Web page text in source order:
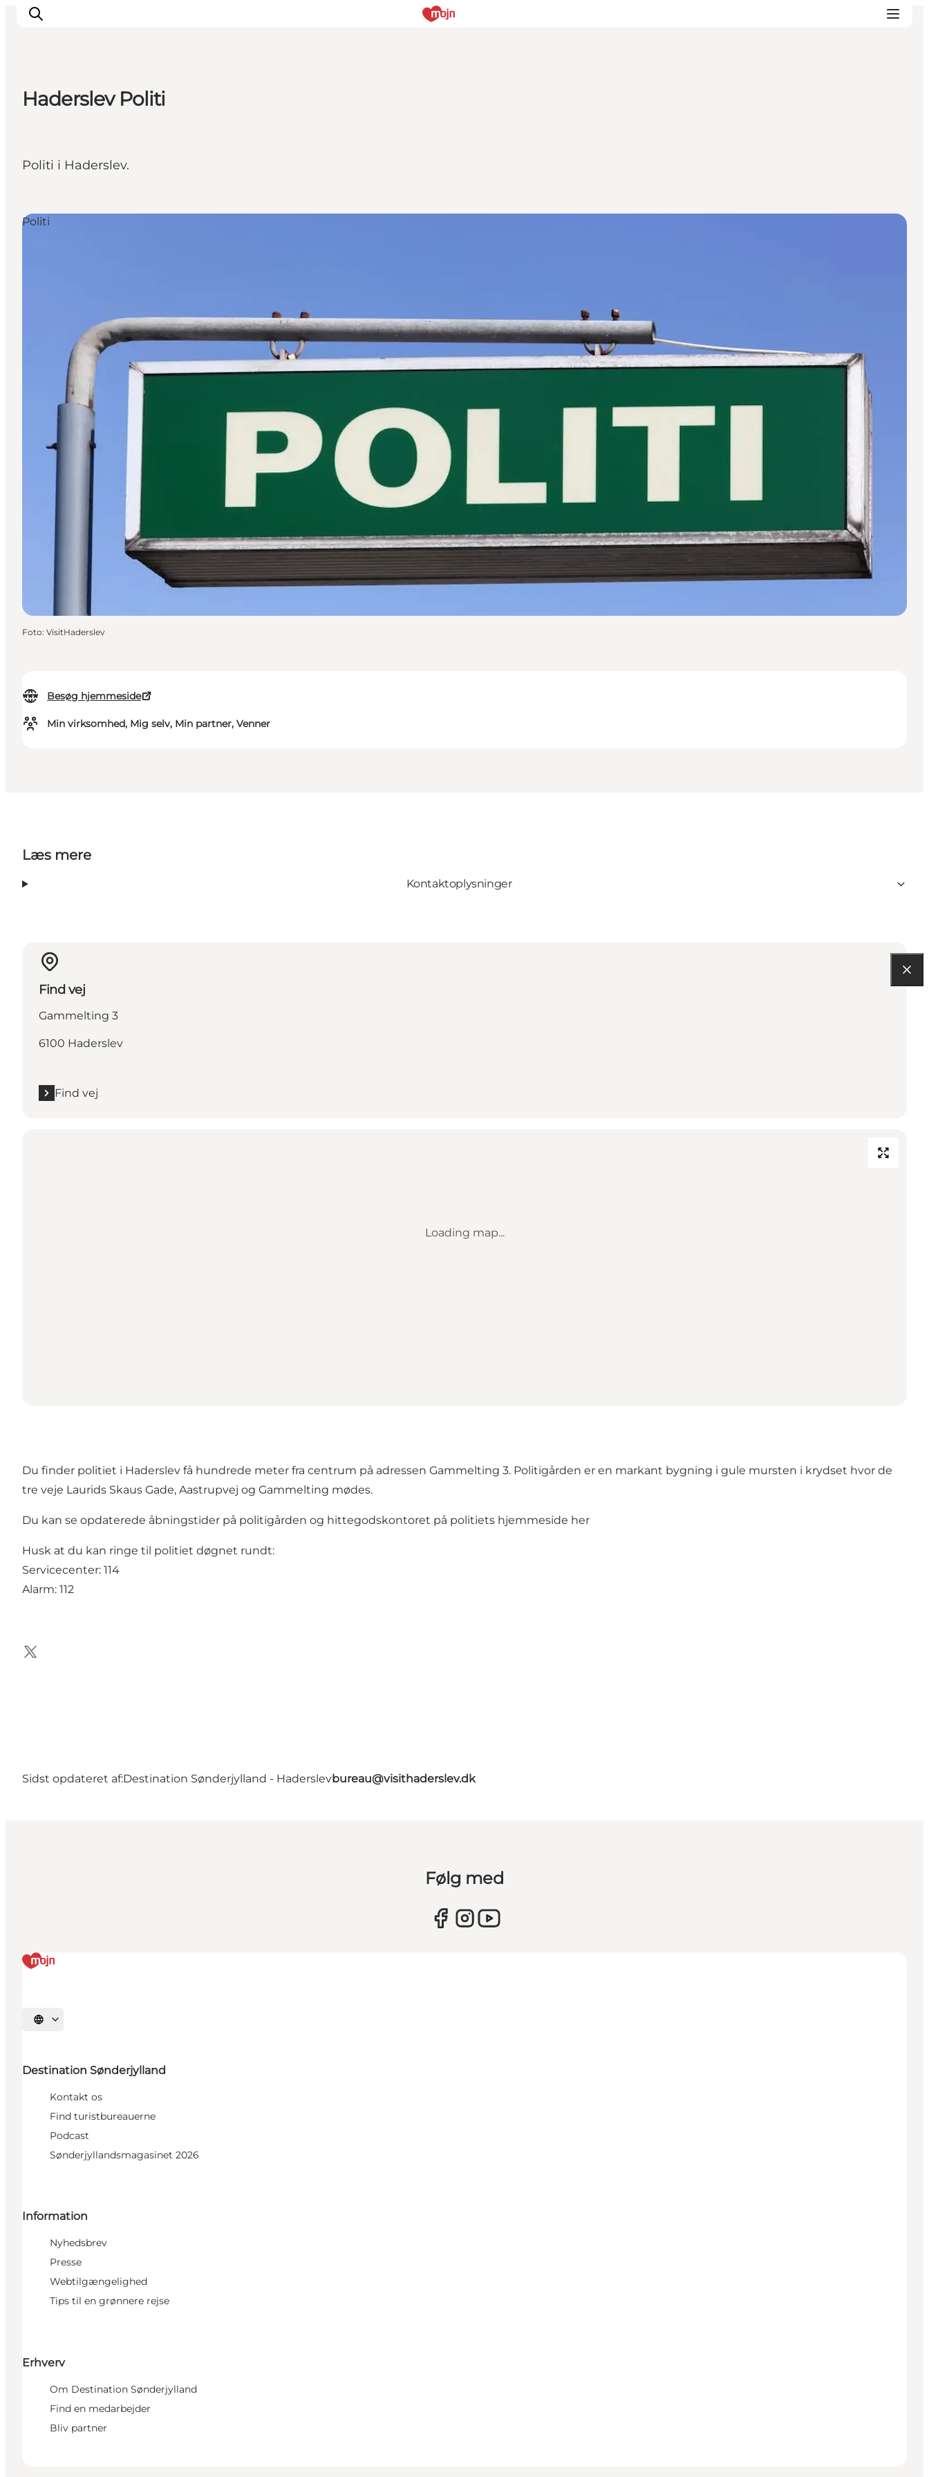
Det sker
Booking
Haderslev Politi
Politi i Haderslev.
Besøg hjemmeside
Min virksomhed, Mig selv, Min partner, Venner
Politi
Foto: VisitHaderslev
Læs mere
Kontaktoplysninger
Find vej
Gammelting 3
6100 Haderslev
Find vej
Loading map...
Du finder politiet i Haderslev få hundrede meter fra centrum på adressen Gammelting 3. Politigården er en markant bygning i gule mursten i krydset hvor de
tre veje Laurids Skaus Gade, Aastrupvej og Gammelting mødes.
Du kan se opdaterede åbningstider på politigården og hittegodskontoret på politiets hjemmeside her
Husk at du kan ringe til politiet døgnet rundt:
Servicecenter: 114
Alarm: 112
Twitter
Sidst opdateret af:Destination Sønderjylland - Haderslevbureau@visithaderslev.dk
Følg med
Vælg sprog
Destination Sønderjylland
Kontakt os
Find turistbureauerne
Podcast
Sønderjyllandsmagasinet 2026
Information
Nyhedsbrev
Presse
Webtilgængelighed
Tips til en grønnere rejse
Erhverv
Om Destination Sønderjylland
Find en medarbejder
Bliv partner